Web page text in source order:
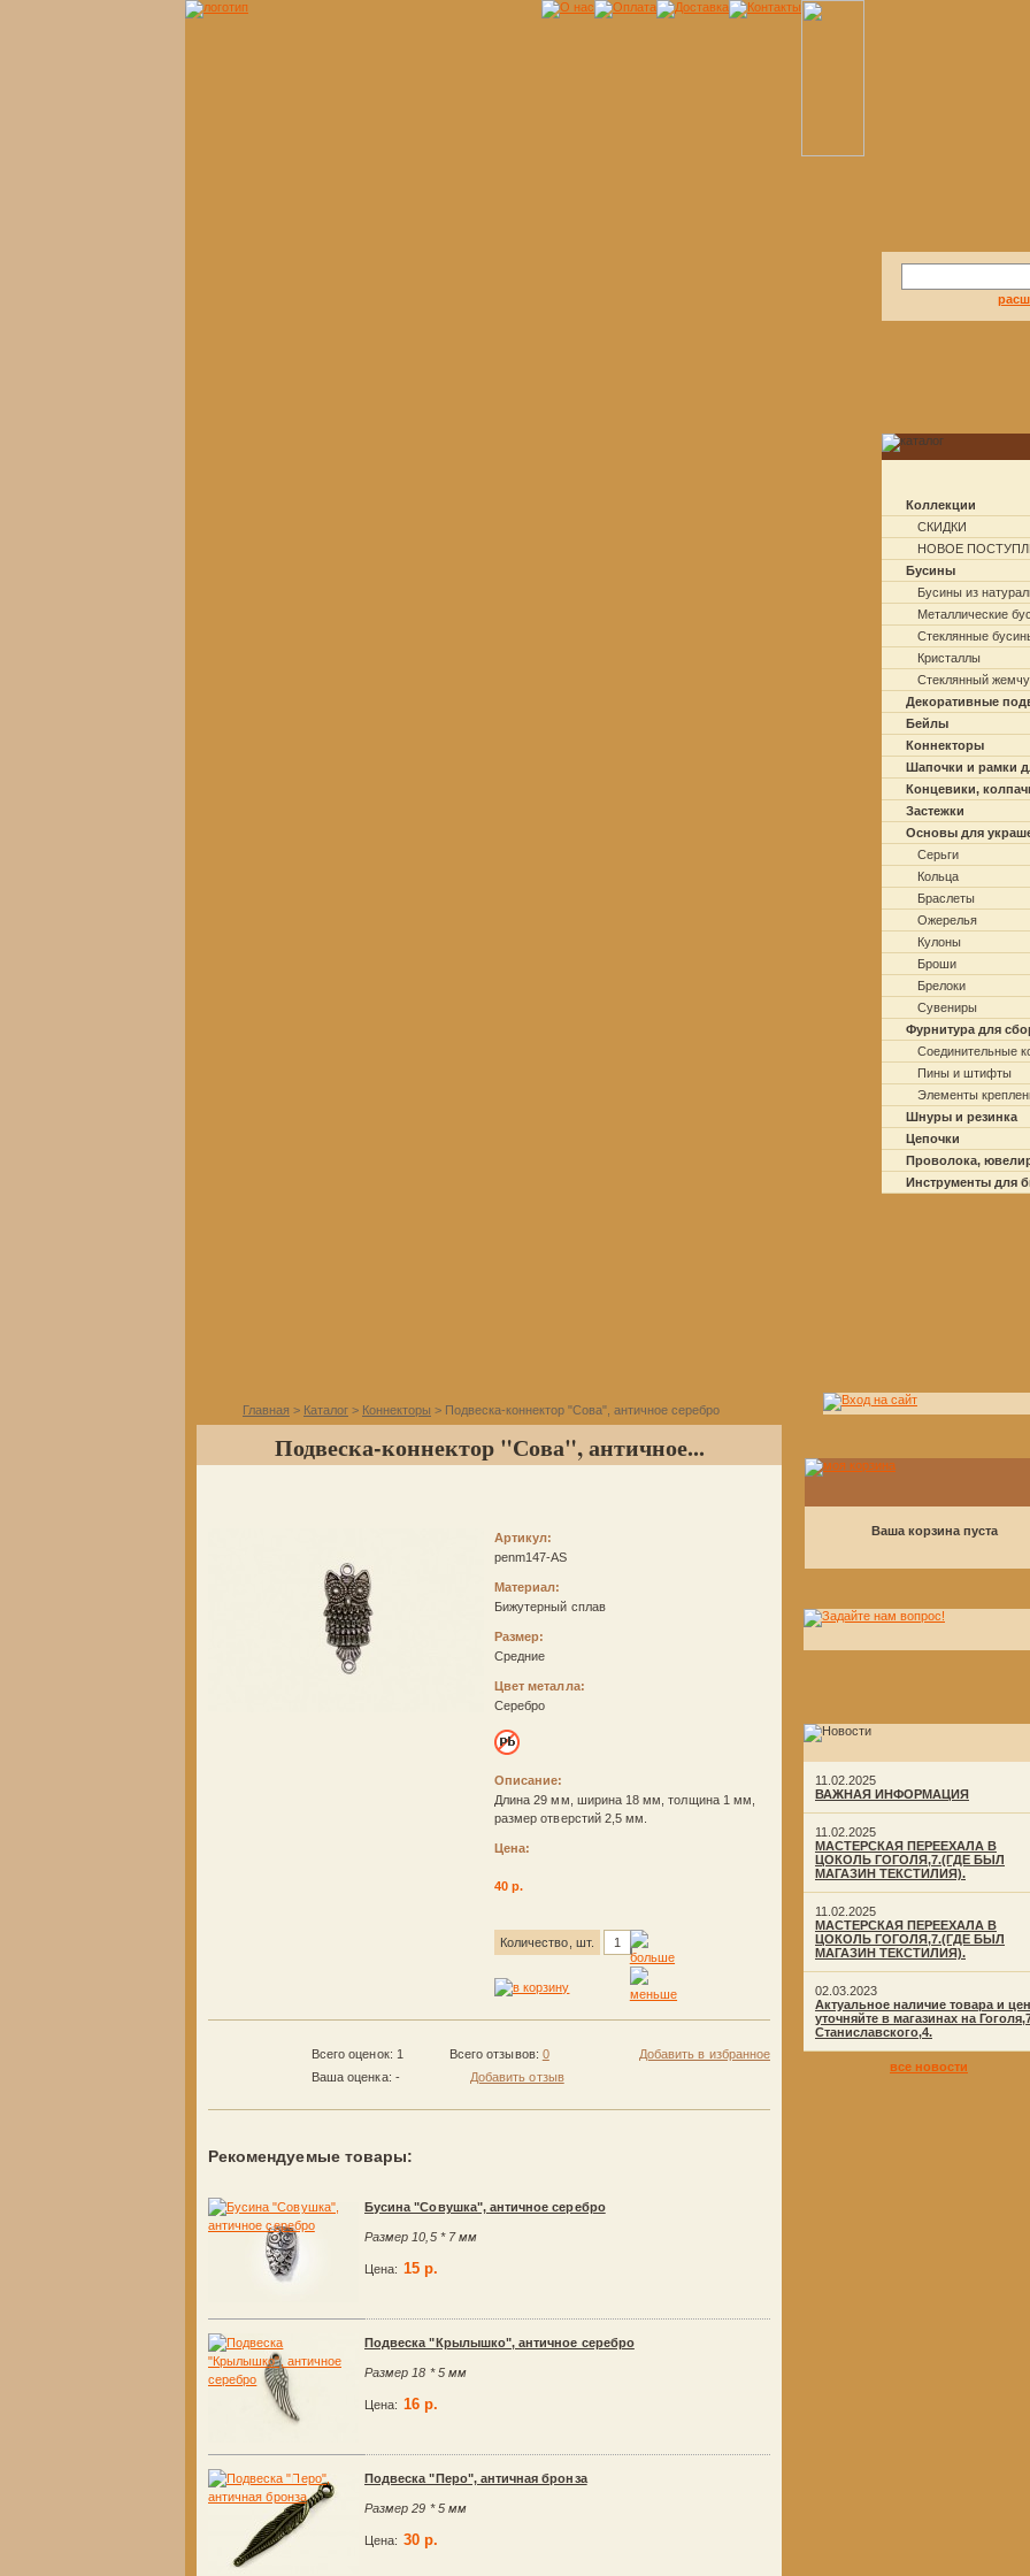
Коллекции
СКИДКИ
НОВОЕ
Бусины
Бусины из
Металлические
Стеклянные
Кристаллы
Стеклянный
Декоративные
Бейлы
Коннекторы
Шапочки и рамки
Концевики,
Застежки
Основы для
Серьги
Кольца
Браслеты
Ожерелья
Кулоны
Броши
Брелоки
Сувениры
Фурнитура для
Соединительные
Пины и штифты
Элементы
Шнуры и резинка
Цепочки
Проволока,
Инструменты для
Главная > Каталог > Коннекторы > Подвеска-коннектор "Сова", античное серебро
Подвеска-коннектор "Сова", античное...
Артикул:
penm147-AS
Материал:
Бижутерный сплав
Размер:
Средние
Цвет металла:
Серебро
Описание:
Длина 29 мм, ширина 18 мм, толщина 1 мм,
размер отверстий 2,5 мм.
Цена:
40 р.
Количество, шт.
Всего оценок: 1
Ваша оценка: -
Всего отзывов: 0
Добавить отзыв
Добавить в избранное
Рекомендуемые товары:
Бусина "Совушка", античное серебро
Размер 10,5 * 7 мм
Цена: 15 р.
Подвеска "Крылышко", античное серебро
Размер 18 * 5 мм
Цена: 16 р.
Подвеска "Перо", античная бронза
Размер 29 * 5 мм
Цена: 30 р.
Ваша корзина пуста
11.02.2025
ВАЖНАЯ ИНФОРМАЦИЯ
11.02.2025
МАСТЕРСКАЯ ПЕРЕЕХАЛА В
ЦОКОЛЬ ГОГОЛЯ,7.(ГДЕ БЫЛ
МАГАЗИН ТЕКСТИЛИЯ).
11.02.2025
МАСТЕРСКАЯ ПЕРЕЕХАЛА В
ЦОКОЛЬ ГОГОЛЯ,7.(ГДЕ БЫЛ
МАГАЗИН ТЕКСТИЛИЯ).
02.03.2023
Актуальное наличие товара и
уточняйте в магазинах на
Станиславского,4.
все новости